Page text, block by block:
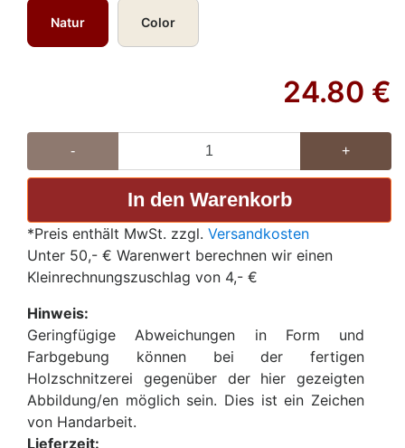
Natur Color
24.80 €
- +
*Preis enthält MwSt. zzgl. Versandkosten
Unter 50,- € Warenwert berechnen wir einen
Kleinrechnungszuschlag von 4,- €
Hinweis:
Geringfügige Abweichungen in Form und
Farbgebung können bei der fertigen
Holzschnitzerei gegenüber der hier gezeigten
Abbildung/en möglich sein. Dies ist ein Zeichen
von Handarbeit.
Lieferzeit: